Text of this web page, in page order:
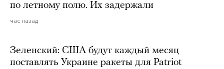
по летному полю. Их задержали
час назад
Зеленский: США будут каждый месяц
поставлять Украине ракеты для Patriot